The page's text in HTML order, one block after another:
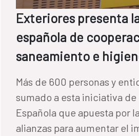
Exteriores presenta
española de
saneamiento e
Más de 600 personas y
sumado a esta iniciativa de
Española que apuesta por
alianzas para aumentar el